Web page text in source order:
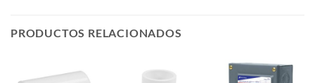
PRODUCTOS RELACIONADOS